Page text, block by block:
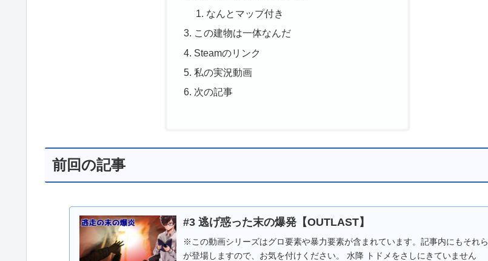
なんとマップ付き
この建物は一体なんだ
Steamのリンク
私の実況動画
次の記事
前回の記事
#3 逃げ惑った末の爆発【OUTLAST】
※この動画シリーズはグロ要素や暴力要素が含まれています。記事内にもそれら
が登場しますので、お気を付けください。 水降 トドメをさしにきていません